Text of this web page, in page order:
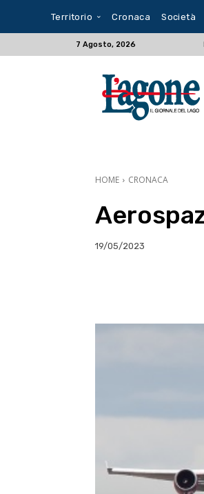
Territorio Cronaca Società
7 Agosto, 2026
HOME CRONACA
19/05/2023